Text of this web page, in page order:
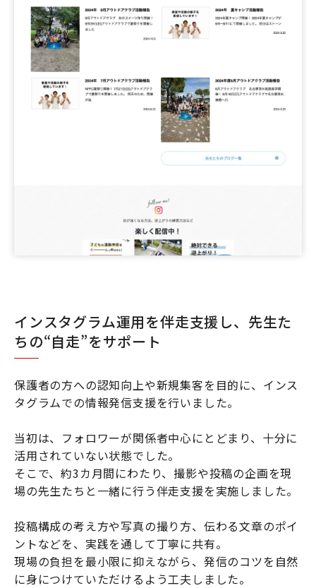
インスタグラム運用を伴走支援し、先生た
ちの“自走”をサポート
保護者の方への認知向上や新規集客を目的に、インス
タグラムでの情報発信支援を行いました。
当初は、フォロワーが関係者中心にとどまり、十分に
活用されていない状態でした。
そこで、約3カ月間にわたり、撮影や投稿の企画を現
場の先生たちと一緒に行う伴走支援を実施しました。
投稿構成の考え方や写真の撮り方、伝わる文章のポイ
ントなどを、実践を通して丁寧に共有。
現場の負担を最小限に抑えながら、発信のコツを自然
に身につけていただけるよう工夫しました。